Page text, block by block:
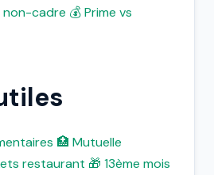
non-cadre 💰 Prime vs
🏥 Mutuelle
restaurant 🎁 13ème mois